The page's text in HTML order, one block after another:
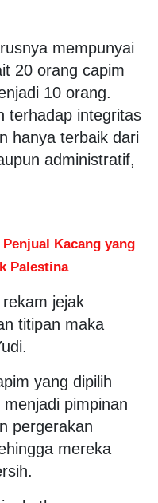
mempunyai
20 orang capim
10 orang.
terhadap integritas
hanya terbaik dari
administratif,
Kacang yang
Palestina
jejak
titipan maka
yang dipilih
pimpinan
pergerakan
mereka